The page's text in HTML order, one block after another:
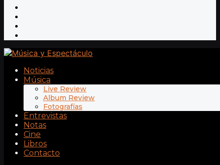
Noticias
Música
Live Review
Album Review
Fotografías
Entrevistas
Notas
Cine
Libros
Contacto